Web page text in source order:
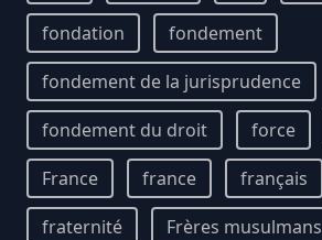
fondation
fondement
fondement de la jurisprudence
fondement du droit
force
France
france français
fraternité
Frères musulmans